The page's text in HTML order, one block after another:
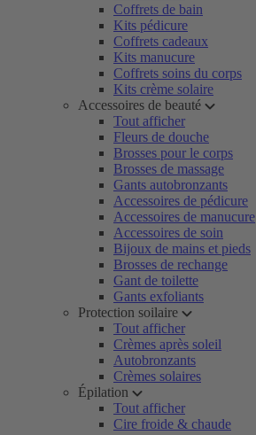
Coffrets de bain
Kits pédicure
Coffrets cadeaux
Kits manucure
Coffrets soins du corps
Kits crème solaire
Accessoires de beauté
Tout afficher
Fleurs de douche
Brosses pour le corps
Brosses de massage
Gants autobronzants
Accessoires de pédicure
Accessoires de manucure
Accessoires de soin
Bijoux de mains et pieds
Brosses de rechange
Gant de toilette
Gants exfoliants
Protection soilaire
Tout afficher
Crèmes après soleil
Autobronzants
Crèmes solaires
Épilation
Tout afficher
Cire froide & chaude